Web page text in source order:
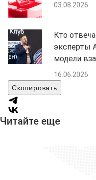
03.08.2026
Кто
эксперты
модели
16.06.2026
Скопировать
Читайте еще